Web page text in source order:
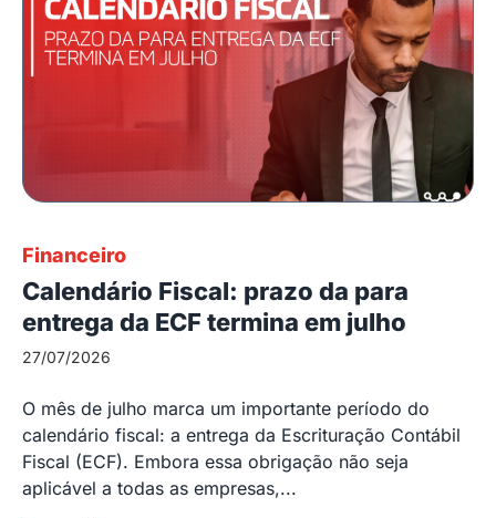
Financeiro
Calendário Fiscal: prazo da para
entrega da ECF termina em julho
27/07/2026
O mês de julho marca um importante período do
calendário fiscal: a entrega da Escrituração Contábil
Fiscal (ECF). Embora essa obrigação não seja
aplicável a todas as empresas,...